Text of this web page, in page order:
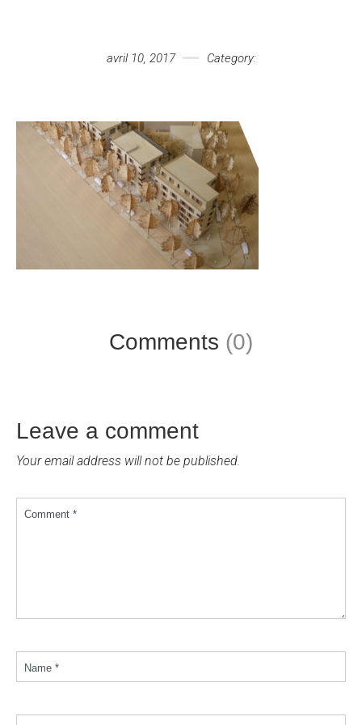
avril 10, 2017 Category:
Comments (0)
Leave a comment
Your email address will not be published.
Comment *
Name *